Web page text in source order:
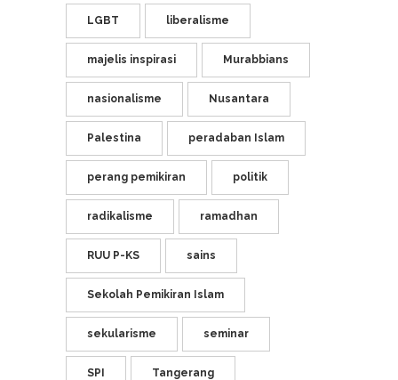
LGBT liberalisme
majelis inspirasi Murabbians
nasionalisme Nusantara
Palestina peradaban Islam
perang pemikiran politik
radikalisme ramadhan
RUU P-KS sains
Sekolah Pemikiran Islam
sekularisme seminar
SPI Tangerang